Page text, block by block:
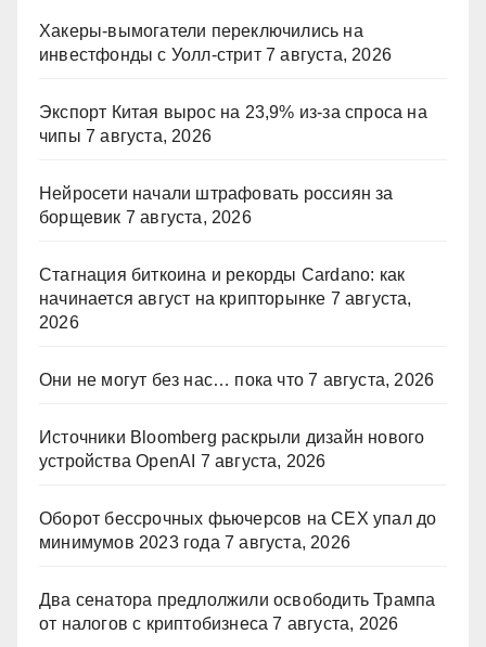
Хакеры-вымогатели переключились на
инвестфонды с Уолл-стрит 7 августа, 2026
Экспорт Китая вырос на 23,9% из-за спроса на
чипы 7 августа, 2026
Нейросети начали штрафовать россиян за
борщевик 7 августа, 2026
Стагнация биткоина и рекорды Cardano: как
начинается август на крипторынке 7 августа,
2026
Они не могут без нас… пока что 7 августа, 2026
Источники Bloomberg раскрыли дизайн нового
устройства OpenAI 7 августа, 2026
Оборот бессрочных фьючерсов на CEX упал до
минимумов 2023 года 7 августа, 2026
Два сенатора предлолжили освободить Трампа
от налогов с криптобизнеса 7 августа, 2026